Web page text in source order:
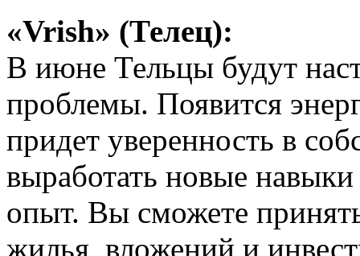
«Vrish» (Телец):
В июне Тельцы будут
проблемы. Появится
придет уверенность в
выработать новые
опыт. Вы сможете
жилья, вложений и